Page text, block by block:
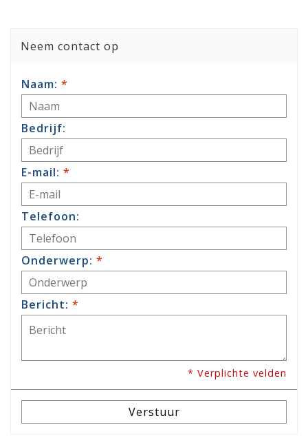
Neem contact op
Naam: *
Bedrijf:
E-mail: *
Telefoon:
Onderwerp: *
Bericht: *
* Verplichte velden
Verstuur